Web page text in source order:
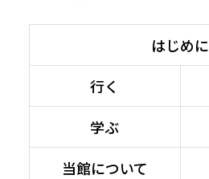
はじめに
行く
学ぶ
当館について